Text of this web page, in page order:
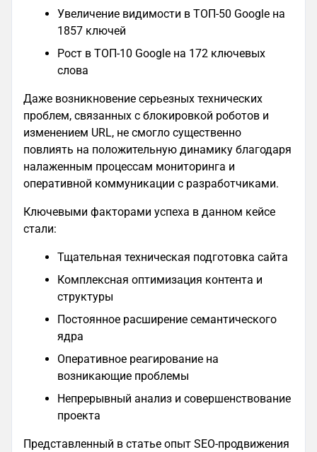
Увеличение видимости в ТОП-50 Google на
1857 ключей
Рост в ТОП-10 Google на 172 ключевых
слова
Даже возникновение серьезных технических
проблем, связанных с блокировкой роботов и
изменением URL, не смогло существенно
повлиять на положительную динамику благодаря
налаженным процессам мониторинга и
оперативной коммуникации с разработчиками.
Ключевыми факторами успеха в данном кейсе
стали:
Тщательная техническая подготовка сайта
Комплексная оптимизация контента и
структуры
Постоянное расширение семантического
ядра
Оперативное реагирование на
возникающие проблемы
Непрерывный анализ и совершенствование
проекта
Представленный в статье опыт SEO-продвижения